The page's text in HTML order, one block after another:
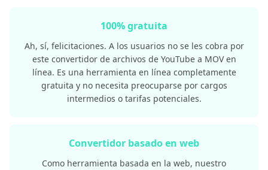
100% gratuita
Ah, sí, felicitaciones. A los usuarios no se les cobra por
este convertidor de archivos de YouTube a MOV en
línea. Es una herramienta en línea completamente
gratuita y no necesita preocuparse por cargos
intermedios o tarifas potenciales.
Convertidor basado en web
Como herramienta basada en la web, nuestro